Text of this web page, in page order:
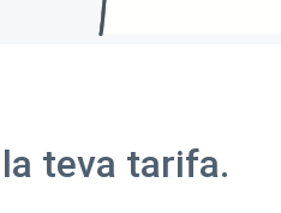
teva tarifa.